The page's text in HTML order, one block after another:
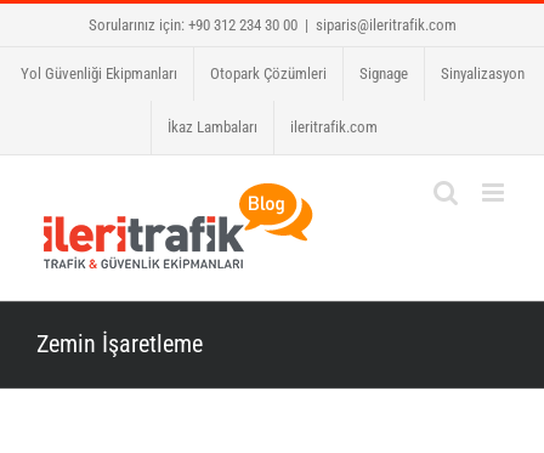
content
Sorularınız için: +90 312 234 30 00 | siparis@ileritrafik.com
Yol Güvenliği Ekipmanları Otopark Çözümleri Signage Sinyalizasyon
İkaz Lambaları ileritrafik.com
Zemin İşaretleme